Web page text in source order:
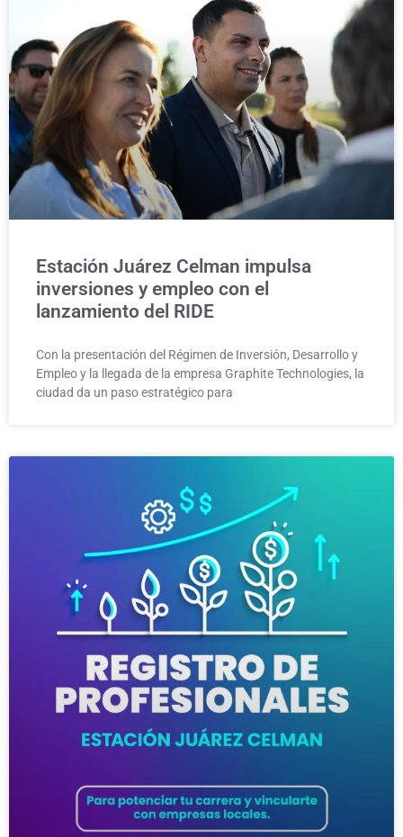
Estación Juárez Celman impulsa
inversiones y empleo con el
lanzamiento del RIDE
Con la presentación del Régimen de Inversión, Desarrollo y
Empleo y la llegada de la empresa Graphite Technologies, la
ciudad da un paso estratégico para